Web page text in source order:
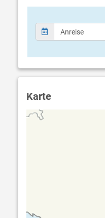
entfernt. Bis zu der
Campinggäste
zu Fuß, mit dem
Ruhe finden werden.
aufs Meer und die
Swimmingpool (mit
Sonnenschirme am
Liegen am Pool
1 zentraler Pool,
in der
Karte